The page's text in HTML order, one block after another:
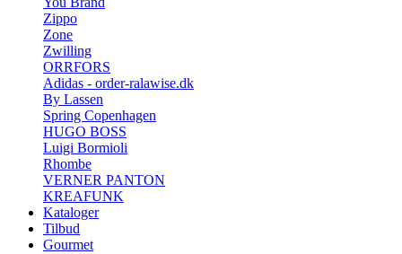
Zippo
Zone
Zwilling
ORRFORS
Adidas - order-ralawise.dk
By Lassen
Spring Copenhagen
HUGO BOSS
Luigi Bormioli
Rhombe
VERNER PANTON
KREAFUNK
Kataloger
Tilbud
Gourmet